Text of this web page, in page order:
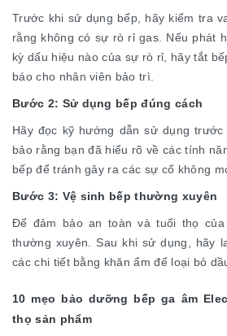
Trước khi sử dụng bếp, hãy kiểm tra
rằng không có sự rò rỉ gas. Nếu phát
kỳ dấu hiệu nào của sự rò rỉ, hãy tắt
báo cho nhân viên bảo trì.
Bước 2: Sử dụng bếp đúng cách
Hãy đọc kỹ hướng dẫn sử dụng
bảo rằng bạn đã hiểu rõ về các tính
bếp để tránh gây ra các sự cố không
Bước 3: Vệ sinh bếp thường xuyên
Để đảm bảo an toàn và tuổi thọ
thường xuyên. Sau khi sử dụng, hãy
các chi tiết bằng khăn ẩm để loại bỏ
10 mẹo bảo dưỡng bếp ga âm
thọ sản phẩm